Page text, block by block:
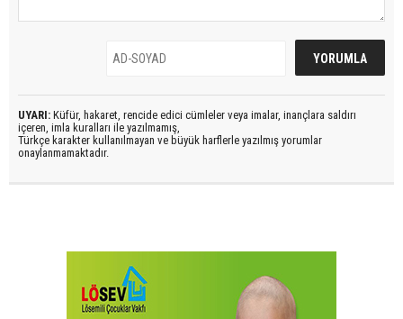
UYARI: Küfür, hakaret, rencide edici cümleler veya imalar, inançlara saldırı
içeren, imla kuralları ile yazılmamış,
Türkçe karakter kullanılmayan ve büyük harflerle yazılmış yorumlar
onaylanmamaktadır.